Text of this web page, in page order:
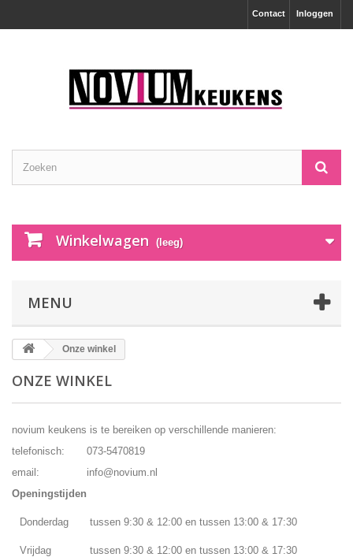
Inloggen
Contact
Winkelwagen (leeg)
MENU
Onze winkel
ONZE WINKEL
novium keukens is te bereiken op verschillende manieren:
telefonisch: 073-5470819
email: info@novium.nl
Openingstijden
Donderdag tussen 9:30 & 12:00 en tussen 13:00 & 17:30
Vrijdag tussen 9:30 & 12:00 en tussen 13:00 & 17:30